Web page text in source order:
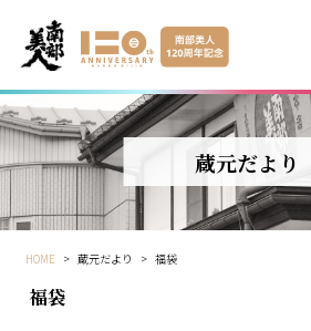
蔵元だより
HOME > 蔵元だより > 福袋
福袋